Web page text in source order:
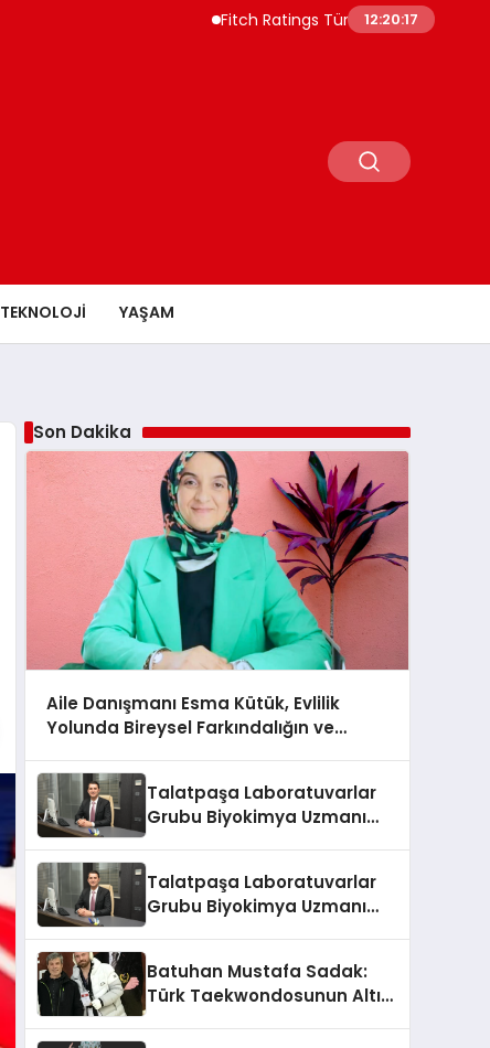
Fitch Ratings Türkiye Borç Piyasasının
12:20:18
TEKNOLOJI YAŞAM
Son Dakika
Aile Danışmanı Esma Kütük, Evlilik
Yolunda Bireysel Farkındalığın ve
Talatpaşa Laboratuvarlar
Grubu Biyokimya Uzmanı
Talatpaşa Laboratuvarlar
Grubu Biyokimya Uzmanı
Batuhan Mustafa Sadak:
Türk Taekwondosunun Altın